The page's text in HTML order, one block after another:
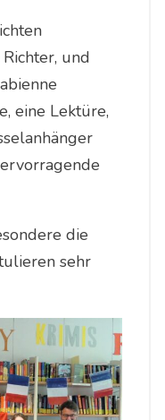
und
eine Lektüre,
die
sehr